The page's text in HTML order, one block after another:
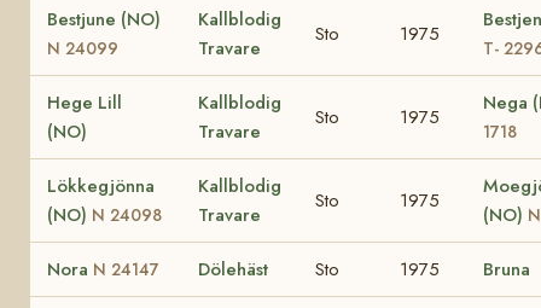
Bestjune (NO)
N 24099
Kallblodig
Travare
Sto 1975
T-
Hege Lill
(NO)
Kallblodig
Travare
Sto 1975
Nega
1718
Lökkegjönna
(NO) N 24098
Kallblodig
Travare
Sto 1975
(NO)
Nora N 24147 Dölehäst Sto 1975 Bruna